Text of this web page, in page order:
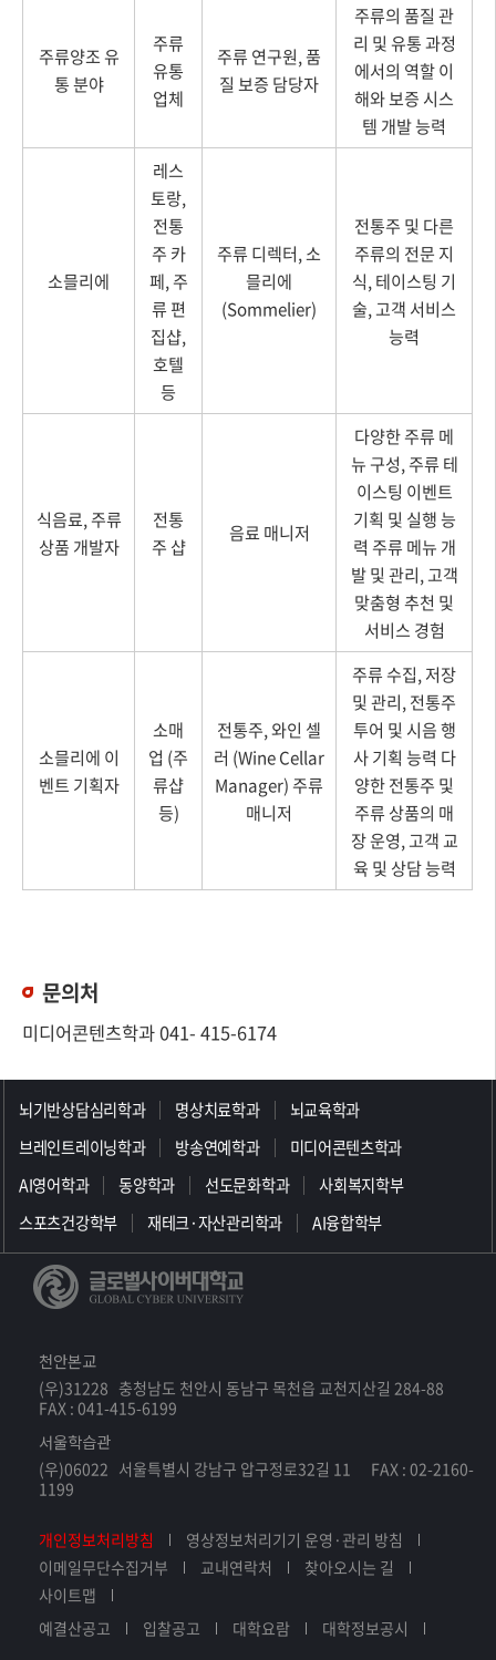
주류양조 유
통 분야
주류
유통
업체
주류 연구원, 품
질 보증 담당자
주류의 품질 관
리 및 유통 과정
에서의 역할 이
해와 보증 시스
템 개발 능력
소믈리에
레스
토랑,
전통
주 카
페, 주
류 편
집샵,
호텔
등
주류 디렉터, 소
믈리에
(Sommelier)
전통주 및 다른
주류의 전문 지
식, 테이스팅 기
술, 고객 서비스
능력
식음료, 주류
상품 개발자
전통
주 샵
음료 매니저
다양한 주류 메
뉴 구성, 주류 테
이스팅 이벤트
기획 및 실행 능
력 주류 메뉴 개
발 및 관리, 고객
맞춤형 추천 및
서비스 경험
소믈리에 이
벤트 기획자
소매
업 (주
류샵
등)
전통주, 와인 셀
러 (Wine Cellar
Manager) 주류
매니저
주류 수집, 저장
및 관리, 전통주
투어 및 시음 행
사 기획 능력 다
양한 전통주 및
주류 상품의 매
장 운영, 고객 교
육 및 상담 능력
문의처
미디어콘텐츠학과 041- 415-6174
뇌기반상담심리학과 명상치료학과
뇌교육학과
브레인트레이닝학과
방송연예학과
미디어콘텐츠학과
AI영어학과
동양학과 선도문화학과
사회복지학부
스포츠건강학부
재테크·자산관리학과 AI융합학부
천안본교
(우)31228 충청남도 천안시 동남구 목천읍 교천지산길 284-88
FAX : 041-415-6199
서울학습관
(우)06022 서울특별시 강남구 압구정로32길 11 FAX : 02-2160-
1199
개인정보처리방침
영상정보처리기기 운영·관리 방침
이메일무단수집거부
교내연락처
찾아오시는 길
사이트맵
예결산공고
입찰공고 대학요람 대학정보공시